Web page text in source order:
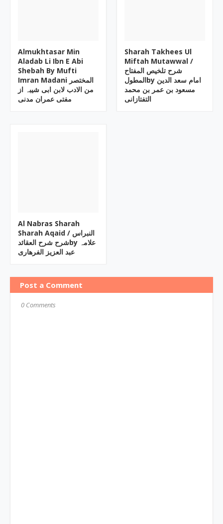
Almukhtasar Min
Aladab Li Ibn E Abi
Shebah By Mufti
Imran Madani المختصر
من الادب لابن ابی شیبہ از
مفتی عمران مدنی
Sharah Takhees Ul
Miftah Mutawwal /
شرح تلخیص المفتاح
المطولby امام سعد الدین
مسعود بن عمر بن محمد
التفتازانی
Al Nabras Sharah
Sharah Aqaid ‎/ النبراس
شرح شرح العقائدby ‎علامہ
عبد العزیز الفرھاری
Post a Comment
0 Comments